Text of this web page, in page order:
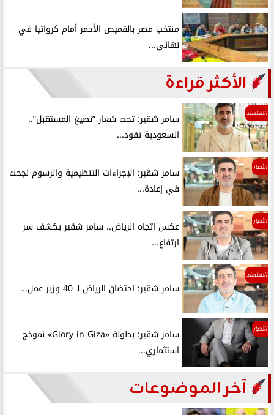
منتخب مصر بالقميص الأحمر أمام كرواتيا في
نهائي...
الأكثر قراءة
الاقتصاد
سامر شقير: تحت شعار ”نصيغ المستقبل”..
السعودية تقود...
الأخبار
سامر شقير: الإجراءات التنظيمية والرسوم نجحت
في إعادة...
الأخبار
عكس اتجاه الرياض.. سامر شقير يكشف سر
ارتفاع...
الاقتصاد
سامر شقير: احتضان الرياض لـ 40 وزير عمل...
الأخبار
سامر شقير: بطولة «Glory in Giza» نموذج
استثماري...
آخر الموضوعات